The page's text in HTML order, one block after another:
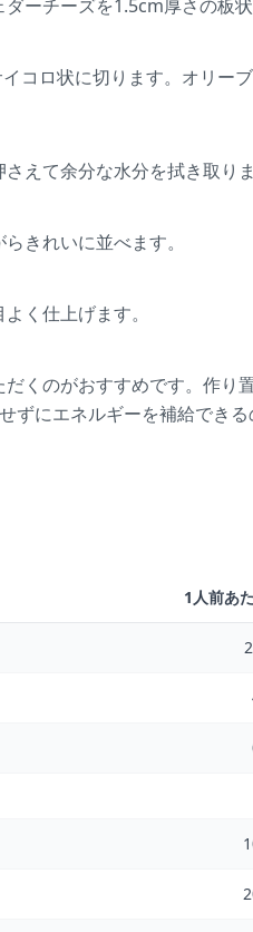
ーチーズを1.5cm厚さの板状
コロ状に切ります。オリー
えて余分な水分を拭き取りま
きれいに並べます。
く仕上げます。
くのがおすすめです。作り
ずにエネルギーを補給でき
1人前あ